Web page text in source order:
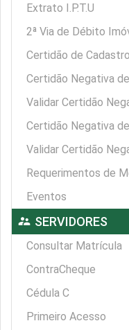
Extrato I.P.T.U
2ª Via de Débito
Certidão de
Certidão Negativa
Validar Certidão
Certidão Negativa
Validar Certidão
Requerimentos de
Eventos
supervisor_account SERVIDORES
Consultar Matrícula
ContraCheque
Cédula C
Primeiro Acesso